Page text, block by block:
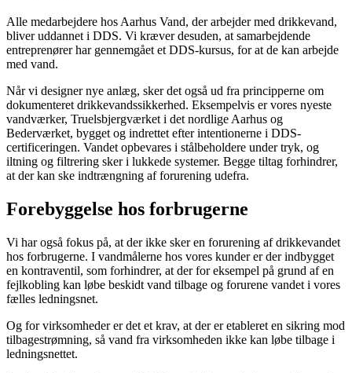
Alle medarbejdere hos Aarhus Vand, der arbejder med drikkevand,
bliver uddannet i DDS. Vi kræver desuden, at samarbejdende
entreprenører har gennemgået et DDS-kursus, for at de kan arbejde
med vand.
Når vi designer nye anlæg, sker det også ud fra principperne om
dokumenteret drikkevandssikkerhed. Eksempelvis er vores nyeste
vandværker, Truelsbjergværket i det nordlige Aarhus og
Bederværket, bygget og indrettet efter intentionerne i DDS-
certificeringen. Vandet opbevares i stålbeholdere under tryk, og
iltning og filtrering sker i lukkede systemer. Begge tiltag forhindrer,
at der kan ske indtrængning af forurening udefra.
Forebyggelse hos forbrugerne
Vi har også fokus på, at der ikke sker en forurening af drikkevandet
hos forbrugerne. I vandmålerne hos vores kunder er der indbygget
en kontraventil, som forhindrer, at der for eksempel på grund af en
fejlkobling kan løbe beskidt vand tilbage og forurene vandet i vores
fælles ledningsnet.
Og for virksomheder er det et krav, at der er etableret en sikring mod
tilbagestrømning, så vand fra virksomheden ikke kan løbe tilbage i
ledningsnettet.